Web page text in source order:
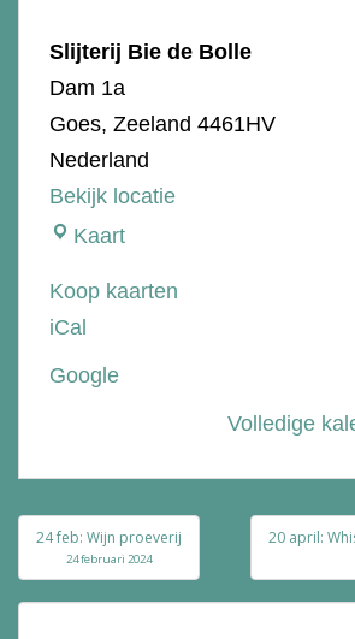
de
ogen...."
Slijterij Bie de Bolle
Dam 1a
Goes, Zeeland 4461HV
Nederland
Bekijk locatie
KaartSlijterij
de
Koop kaarten
iCal
Google
Volledige
Bericht
navigatie
24 feb: Wijn proeverij
24 februari 2024
20 april: